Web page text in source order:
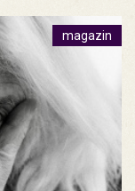
magazin